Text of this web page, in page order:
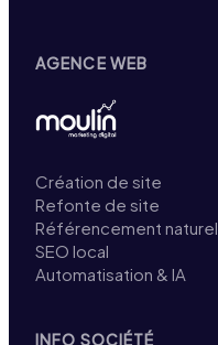
AGENCE WEB
Création de site
Refonte de site
Référencement naturel
SEO local
Automatisation & IA
INFO SOCIÉTÉ